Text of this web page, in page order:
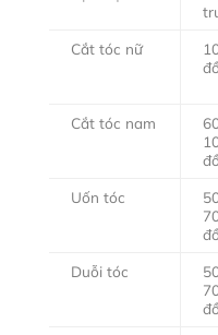
Cắt tóc nữ
Cắt tóc nam
Uốn tóc
Duỗi tóc